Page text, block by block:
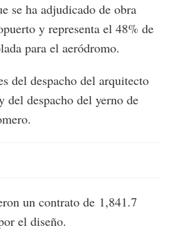
se ha adjudicado de obra
y representa el 48% de
para el aeródromo.
del despacho del arquitecto
despacho del yerno de
un contrato de 1,841.7
el diseño.